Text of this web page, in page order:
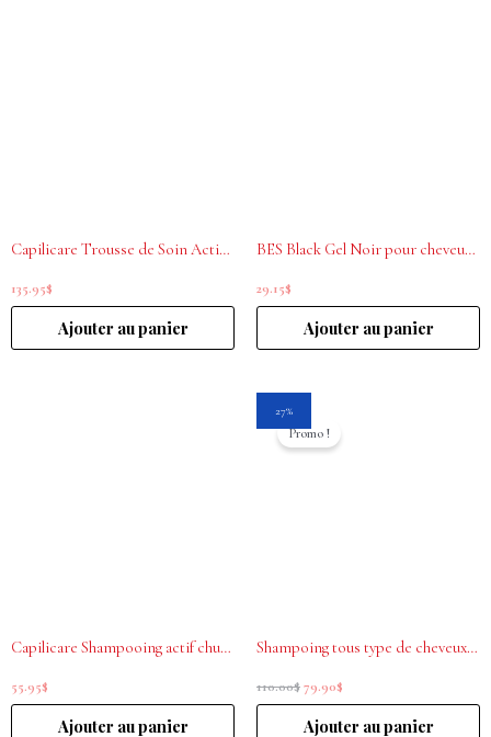
Capilicare Trousse de Soin Active pour Chute de Cheveux
135.95$
Ajouter au panier
BES Black Gel Noir pour cheveux blancs 170 ml
29.15$
Ajouter au panier
Capilicare Shampooing actif chute de cheveux modérée 1L
55.95$
Ajouter au panier
27%
Promo !
Shampoing tous type de cheveux 1000mL Essentiel La Biosthétique
110.00$
initial
79.90$
Ajouter au panier